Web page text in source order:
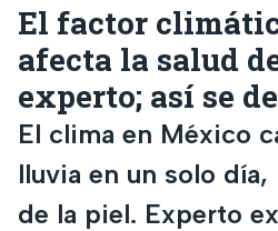
El factor
afecta la salud
experto; así se
El clima en México
lluvia en un solo
de la piel. Experto